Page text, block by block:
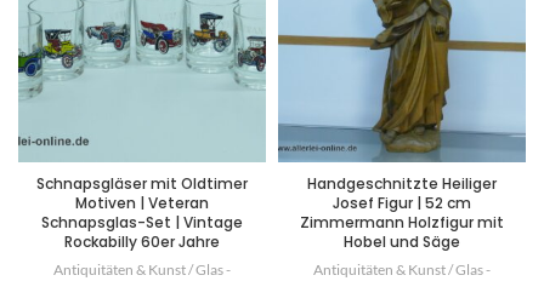
Schnapsgläser mit Oldtimer
Motiven | Veteran
Schnapsglas-Set | Vintage
Rockabilly 60er Jahre
Antiquitäten & Kunst / Glas -
Handgeschnitzte Heiliger
Josef Figur | 52 cm
Zimmermann Holzfigur mit
Hobel und Säge
Antiquitäten & Kunst / Glas -